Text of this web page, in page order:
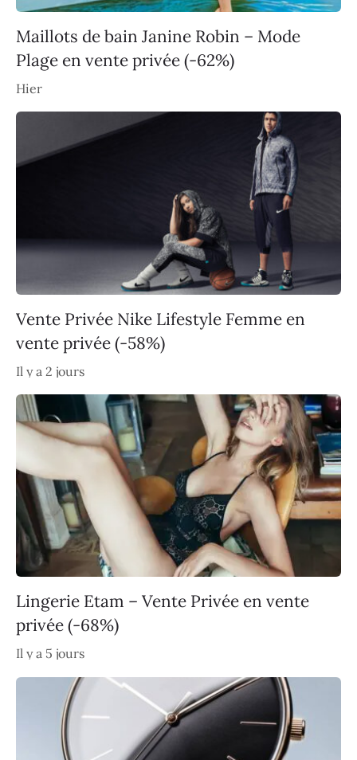
Maillots de bain Janine Robin – Mode
Plage en vente privée (-62%)
Hier
Vente Privée Nike Lifestyle Femme en
vente privée (-58%)
Il y a 2 jours
Lingerie Etam – Vente Privée en vente
privée (-68%)
Il y a 5 jours